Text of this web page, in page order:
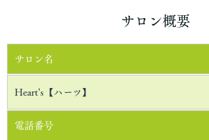
るため、 セキュリティシステムの維持・管
重な管理を行ないます。
個人情報の利用目的
お客さまからお預かりした個人情報は、当
のご案内やご質問に対する回答として、電子
サロン概要
サロン名
Heart's【ハーツ】
電話番号